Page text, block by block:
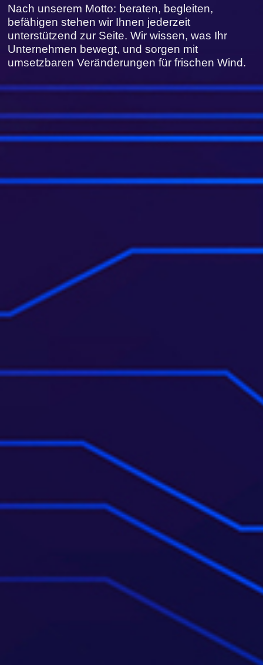
Nach unserem Motto: beraten, begleiten,
befähigen stehen wir Ihnen jederzeit
unterstützend zur Seite. Wir wissen, was Ihr
Unternehmen bewegt, und sorgen mit
umsetzbaren Veränderungen für frischen Wind.